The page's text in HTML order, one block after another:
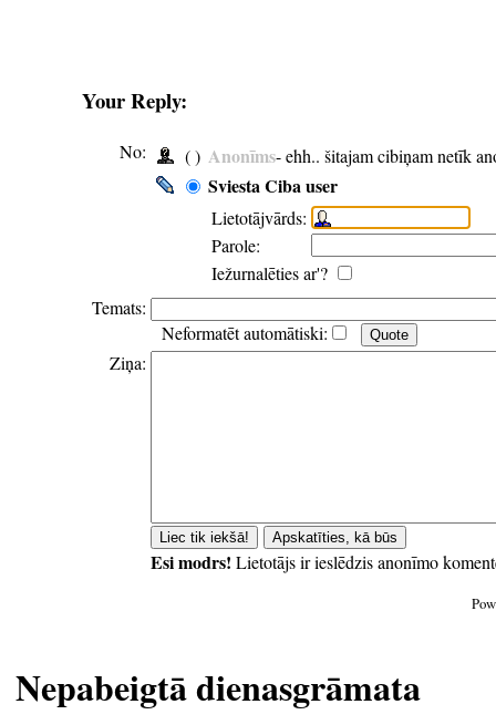
Your Reply:
No: ( ) Anonīms- ehh.. šitajam cibiņam netīk
Sviesta Ciba user
Lietotājvārds:
Parole:
Iežurnalēties ar'?
Temats:
Neformatēt automātiski:
Ziņa:
Esi modrs! Lietotājs ir ieslēdzis anonīmo
Nepabeigtā dienasgrāmata